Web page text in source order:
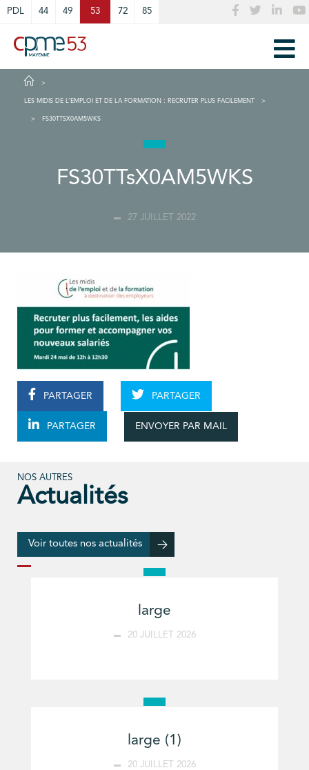
PDL 44 49 53 72 85
LES MIDIS DE L’EMPLOI ET DE LA FORMATION : RECRUTER PLUS FACILEMENT
FS30TTSX0AM5WKS
FS30TTsX0AM5WKS
27 JUILLET 2022
PARTAGER PARTAGER
PARTAGER ENVOYER PAR MAIL
NOS AUTRES
Actualités
Voir toutes nos actualités
large
20 JUILLET 2026
large (1)
20 JUILLET 2026
Cookies management panel